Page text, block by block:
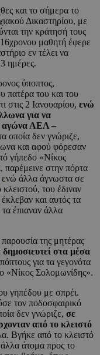
και το σήμερα το
Δικαστηρίου, με
την κράτησή τους
μαθητή έφερε
εν τέλει να
3 ημέρες.
ύποπτος,
πατέρα του και του
στις 2 Ιανουαρίου, ενώ
για να
αγώνα ΑΕΛ –
οποία δεν γνώριζε,
και αφού φόρεσαν
γήπεδο «Νίκος
παρέμεινε στην πόρτα
ενώ άλλα άγνωστα σε
του έδιναν
και αυτός τα
έπιαναν άλλα
της μητέρας
στα μέσα
για τα γεγονότα
«Νίκος Σολομωνίδης».
γηπέδου με σπρέι.
τον ποδοσφαιρικό
δεν γνώριζε, σε
από το κλειστό
Βγήκε από το κλειστό
άτομα προς το